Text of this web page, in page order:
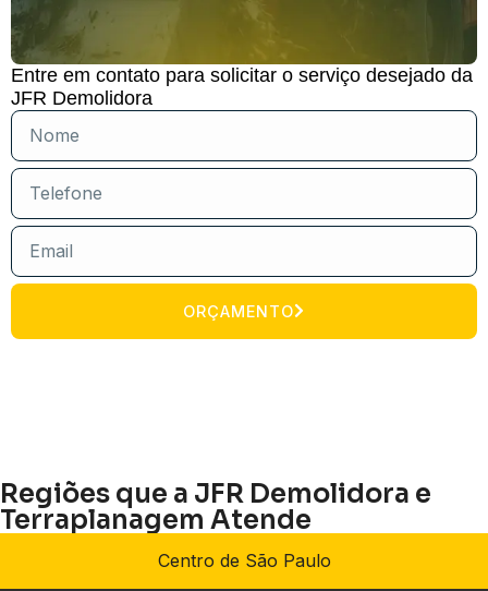
Entre em contato para solicitar o serviço desejado da
JFR Demolidora
ORÇAMENTO
Regiões que a JFR Demolidora e
Terraplanagem Atende
Centro de São Paulo